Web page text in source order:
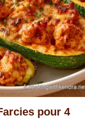
pour 4